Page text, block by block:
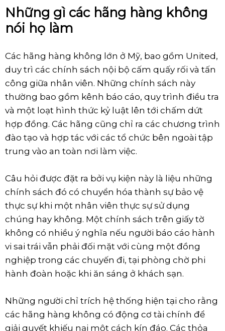
Những gì các hãng hàng không
nói họ làm
Các hãng hàng không lớn ở Mỹ, bao gồm United,
duy trì các chính sách nội bộ cấm quấy rối và tấn
công giữa nhân viên. Những chính sách này
thường bao gồm kênh báo cáo, quy trình điều tra
và một loạt hình thức kỷ luật lên tới chấm dứt
hợp đồng. Các hãng cũng chỉ ra các chương trình
đào tạo và hợp tác với các tổ chức bên ngoài tập
trung vào an toàn nơi làm việc.
Câu hỏi được đặt ra bởi vụ kiện này là liệu những
chính sách đó có chuyển hóa thành sự bảo vệ
thực sự khi một nhân viên thực sự sử dụng
chúng hay không. Một chính sách trên giấy tờ
không có nhiều ý nghĩa nếu người báo cáo hành
vi sai trái vẫn phải đối mặt với cùng một đồng
nghiệp trong các chuyến đi, tại phòng chờ phi
hành đoàn hoặc khi ăn sáng ở khách sạn.
Những người chỉ trích hệ thống hiện tại cho rằng
các hãng hàng không có động cơ tài chính để
giải quyết khiếu nại một cách kín đáo. Các thỏa